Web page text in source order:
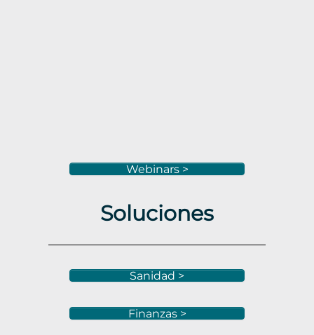
Webinars >
Soluciones
Sanidad >
Finanzas >